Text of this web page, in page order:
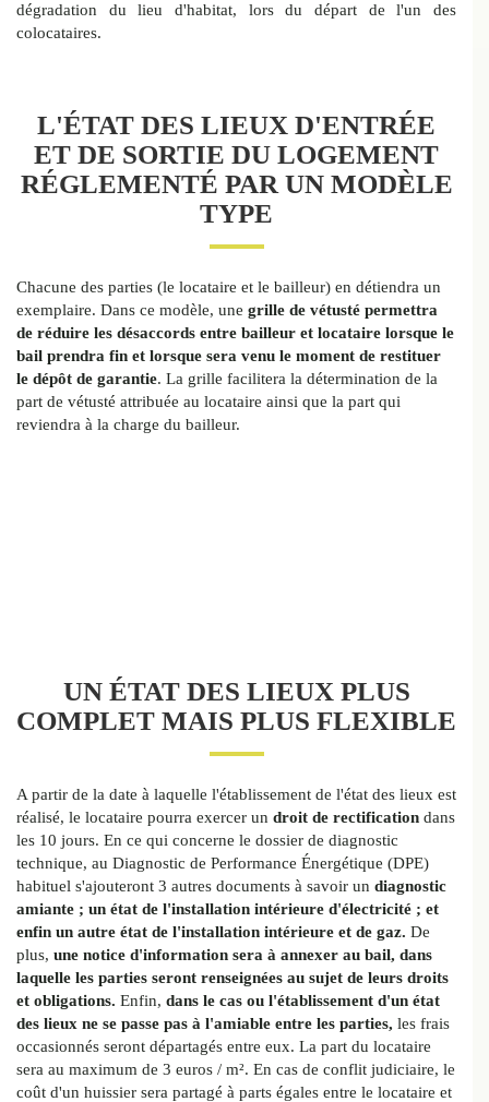
dégradation du lieu d'habitat, lors du départ de l'un des
colocataires.
L'ÉTAT DES LIEUX D'ENTRÉE
ET DE SORTIE DU LOGEMENT
RÉGLEMENTÉ PAR UN MODÈLE
TYPE
Chacune des parties (le locataire et le bailleur) en détiendra un
exemplaire. Dans ce modèle, une grille de vétusté permettra
de réduire les désaccords entre bailleur et locataire lorsque le
bail prendra fin et lorsque sera venu le moment de restituer
le dépôt de garantie. La grille facilitera la détermination de la
part de vétusté attribuée au locataire ainsi que la part qui
reviendra à la charge du bailleur.
UN ÉTAT DES LIEUX PLUS
COMPLET MAIS PLUS FLEXIBLE
A partir de la date à laquelle l'établissement de l'état des lieux est
réalisé, le locataire pourra exercer un droit de rectification dans
les 10 jours. En ce qui concerne le dossier de diagnostic
technique, au Diagnostic de Performance Énergétique (DPE)
habituel s'ajouteront 3 autres documents à savoir un diagnostic
amiante ; un état de l'installation intérieure d'électricité ; et
enfin un autre état de l'installation intérieure et de gaz. De
plus, une notice d'information sera à annexer au bail, dans
laquelle les parties seront renseignées au sujet de leurs droits
et obligations. Enfin, dans le cas ou l'établissement d'un état
des lieux ne se passe pas à l'amiable entre les parties, les frais
occasionnés seront départagés entre eux. La part du locataire
sera au maximum de 3 euros / m². En cas de conflit judiciaire, le
coût d'un huissier sera partagé à parts égales entre le locataire et